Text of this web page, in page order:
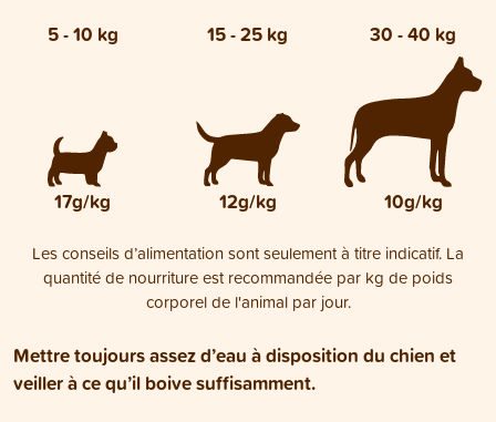
5 - 10 kg 15 - 25 kg 30 - 40 kg
17g/kg 12g/kg 10g/kg
Les conseils d’alimentation sont seulement à titre indicatif. La
quantité de nourriture est recommandée par kg de poids
corporel de l'animal par jour.
Mettre toujours assez d’eau à disposition du chien et
veiller à ce qu’il boive suffisamment.